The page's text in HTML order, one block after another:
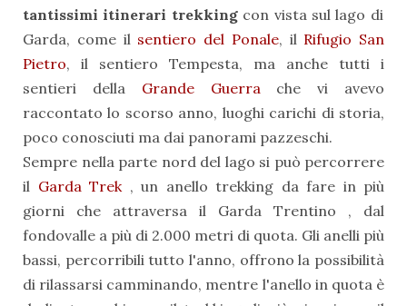
tantissimi itinerari trekking con vista sul lago di
Garda, come il sentiero del Ponale, il Rifugio San
Pietro, il sentiero Tempesta, ma anche tutti i
sentieri della Grande Guerrache vi avevo
raccontato lo scorso anno, luoghi carichi di storia,
poco conosciuti ma dai panorami pazzeschi.
Sempre nella parte nord del lago si può percorrere
il Garda Trek, un anello trekking da fare in più
giorni che attraversa il Garda Trentino , dal
fondovalle a più di 2.000 metri di quota. Gli anelli più
bassi, percorribili tutto l'anno, offrono la possibilità
di rilassarsi camminando, mentre l'anello in quota è